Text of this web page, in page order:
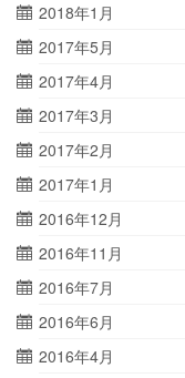
2018年1月
2017年5月
2017年4月
2017年3月
2017年2月
2017年1月
2016年12月
2016年11月
2016年7月
2016年6月
2016年4月